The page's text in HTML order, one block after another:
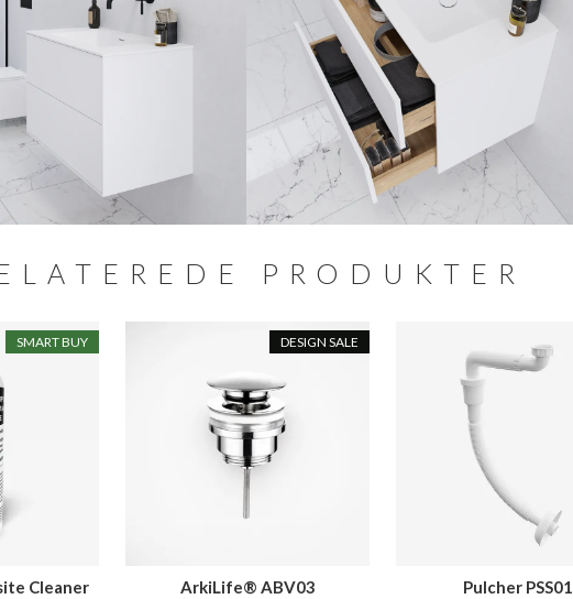
PRODUKTER
SMART BUY
Cleaner
DESIGN SALE
ArkiLife® ABV03 Pulcher PSS01